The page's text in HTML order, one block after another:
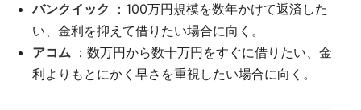
バンクイック
：100万円規模を数年かけて返済した
い、金利を抑えて借りたい場合に向く。
アコム ：数万円から数十万円をすぐに借りたい、金
利よりもとにかく早さを重視したい場合に向く。